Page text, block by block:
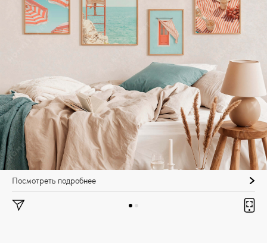
Посмотреть подробнее